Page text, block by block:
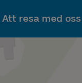
Till innehållet
Att resa med oss